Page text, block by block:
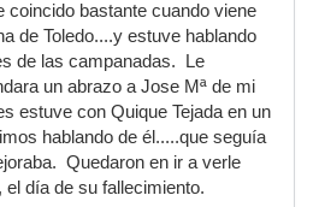
coincido bastante cuando viene
de Toledo....y estuve hablando
de las campanadas. Le
un abrazo a Jose Mª de mi
estuve con Quique Tejada en un
hablando de él.....que seguía
Quedaron en ir a verle
día de su fallecimiento.